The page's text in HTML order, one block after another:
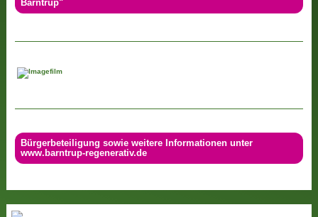
Barntrup"
Bürgerbeteiligung sowie weitere Informationen unter
www.barntrup-regenerativ.de